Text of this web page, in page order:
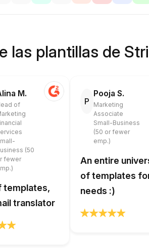
las plantillas de
M.
of
(50
fewer
templates,
translator
P
Pooja S.
Marketing
Associate
Small-Business
(50 or fewer
emp.)
An entire
of templates
needs :)